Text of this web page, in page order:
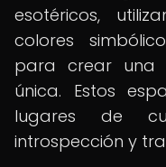
esotéricos,
colores
para crear una
única. Estos
lugares de
introspección y